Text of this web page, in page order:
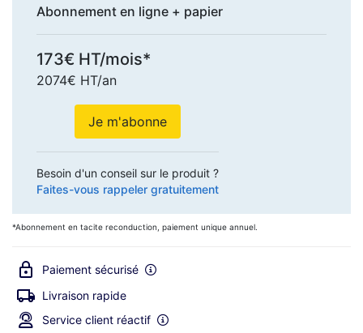
Abonnement en ligne + papier
173€ HT/mois*
2074€ HT/an
Je m'abonne
Besoin d'un conseil sur le produit ?
Faites-vous rappeler gratuitement
*Abonnement en tacite reconduction, paiement unique annuel.
Paiement sécurisé
Livraison rapide
Service client réactif